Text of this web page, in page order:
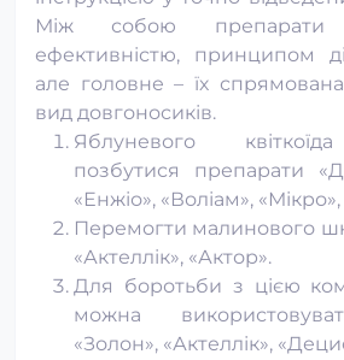
Між собою препарати
ефективністю, принципом
але головне – їх
вид довгоносиків.
Яблуневого
позбутися препарати
«Енжіо», «Воліам», «Мікро»,
Перемогти малинового
«Актеллік», «Актор».
Для боротьби з цією
можна
«Золон», «Актеллік»,